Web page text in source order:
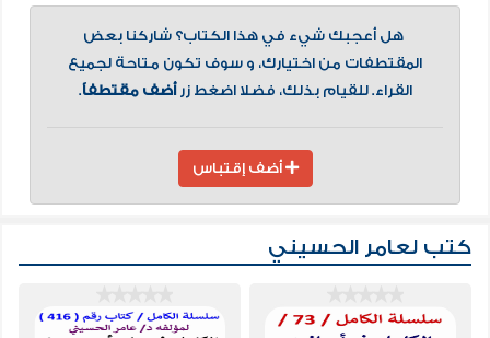
هل أعجبك شيء في هذا الكتاب؟ شاركنا بعض
المقتطفات من اختيارك، و سوف تكون متاحة لجميع
القراء. للقيام بذلك، فضلا اضغط زرأضف مقتطفاً.
أضف إقتباس
كتب لعامر الحسيني